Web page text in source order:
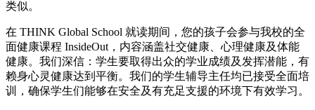
类似。
在 THINK Global School 就读期间，您的孩子会参与我校的全
面健康课程 InsideOut，内容涵盖社交健康、心理健康及体能
健康。我们深信：学生要取得出众的学业成绩及发挥潜能，有
赖身心灵健康达到平衡。我们的学生辅导主任均已接受全面培
训，确保学生们能够在安全及有充足支援的环境下有效学习。